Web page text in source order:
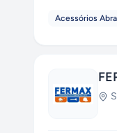
Acessórios